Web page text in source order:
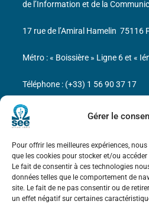
Gérer le
Pour offrir les meilleures expériences,
que les cookies pour stocker et/ou
Le fait de consentir à ces technologies
données telles que le comportement de
site. Le fait de ne pas consentir ou de
un effet négatif sur certaines
Bicentenaire des
Marie Ampère
Mentions légales
de l’Information et de la
17 rue de l’Amiral Hamelin 75116
Métro : « Boissière » Ligne 6 et «
Téléphone : (+33) 1 56 90 37 17
N° de SIREN : 785 393 232, Code
communautaire : FR44 785 393 232